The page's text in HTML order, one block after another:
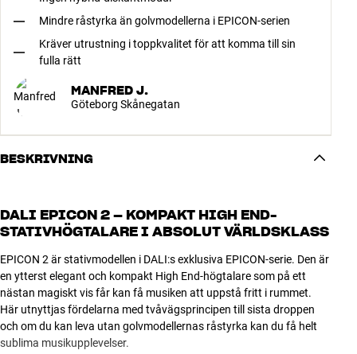
Mindre råstyrka än golvmodellerna i EPICON-serien
Kräver utrustning i toppkvalitet för att komma till sin
fulla rätt
MANFRED J.
Göteborg Skånegatan
BESKRIVNING
DALI EPICON 2 – KOMPAKT HIGH END-
STATIVHÖGTALARE I ABSOLUT VÄRLDSKLASS
EPICON 2 är stativmodellen i DALI:s exklusiva EPICON-serie. Den är
en ytterst elegant och kompakt High End-högtalare som på ett
nästan magiskt vis får kan få musiken att uppstå fritt i rummet.
Här utnyttjas fördelarna med tvåvägsprincipen till sista droppen
och om du kan leva utan golvmodellernas råstyrka kan du få helt
sublima musikupplevelser.